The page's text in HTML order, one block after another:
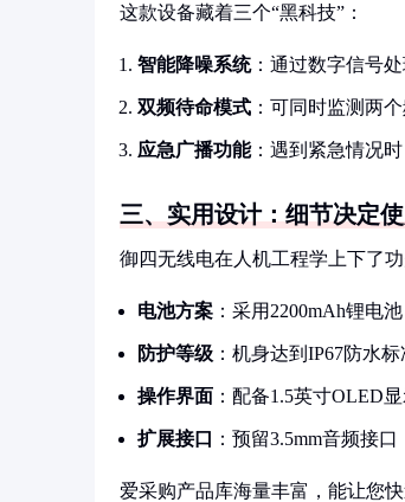
这款设备藏着三个“黑科技”：
智能降噪系统：通过数字信号
双频待命模式 ：可同时监测两
应急广播功能：遇到紧急情况
三、实用设计：细节决定
御四无线电在人机工程学上下了功
电池方案 ：采用2200mAh锂电
防护等级 ：机身达到IP67防水
操作界面 ：配备1.5英寸OLED
扩展接口 ：预留3.5mm音频接
爱采购产品库海量丰富，能让您